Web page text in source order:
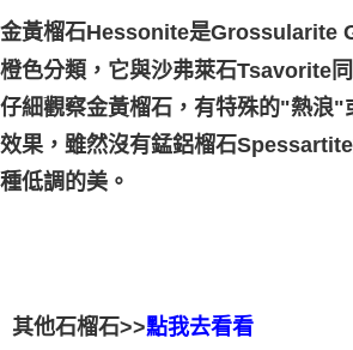
金黃榴石Hessonite是Grossularite
橙色分類，它與沙弗萊石Tsavorite
仔細觀察金黃榴石，有特殊的"熱浪
效果，雖然沒有錳鋁榴石
種低調的美。
其他石榴石>>點我去看看